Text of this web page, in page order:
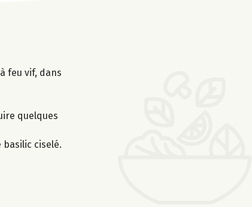
feu vif, dans
quelques
ciselé.